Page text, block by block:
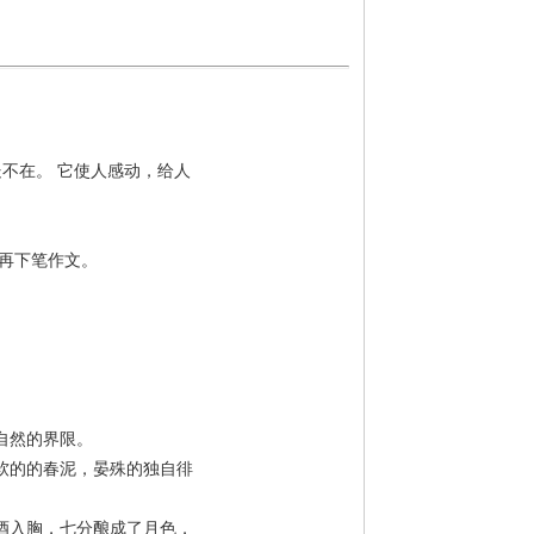
在。 它使人感动，给人
下笔作文。
的界限。
的春泥，晏殊的独自徘
胸，七分酿成了月色，